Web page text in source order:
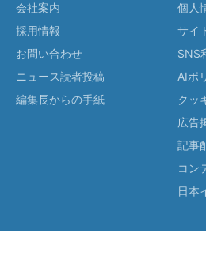
会社案内
採用情報
お問い合わせ
ニュース読者投稿
編集長からの手紙
個人
サイ
SNS
AIポ
クッ
広告
記事
コン
日本